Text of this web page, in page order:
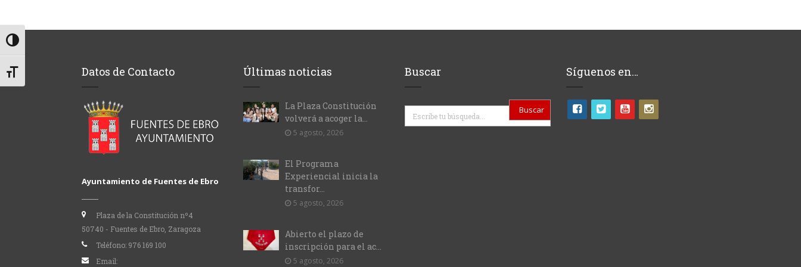
Alternar alto contraste
Alternar tamaño de letraDatos de Contacto
Ayuntamiento de Fuentes de Ebro
Plaza de la Constitución nº4
50740 - Fuentes de Ebro, Zaragoza
Teléfono: 976 169 100
Email:
Últimas noticias
La Plaza Constitución
volverá a acoger la...
5 agosto, 2026
El Programa
Experiencial inicia la
transfor...
5 agosto, 2026
Abierto el plazo de
inscripción para el ac...
5 agosto, 2026
Buscar
Buscar
Síguenos en…